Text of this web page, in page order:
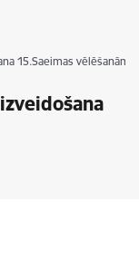
15.Saeimas vēlēšanām